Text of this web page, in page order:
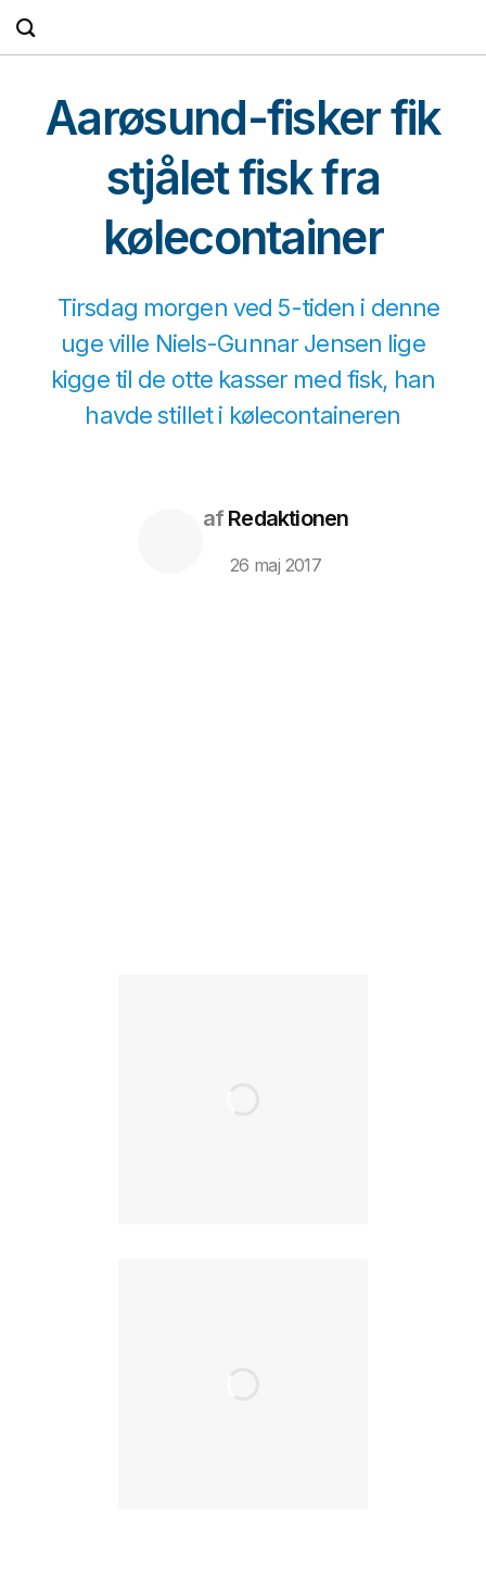
Fortsæt
Aarøsund-fisker fik
stjålet fisk fra
kølecontainer
Tirsdag morgen ved 5-tiden i denne
uge ville Niels-Gunnar Jensen lige
kigge til de otte kasser med fisk, han
havde stillet i kølecontaineren
afRedaktionen
26 maj 2017